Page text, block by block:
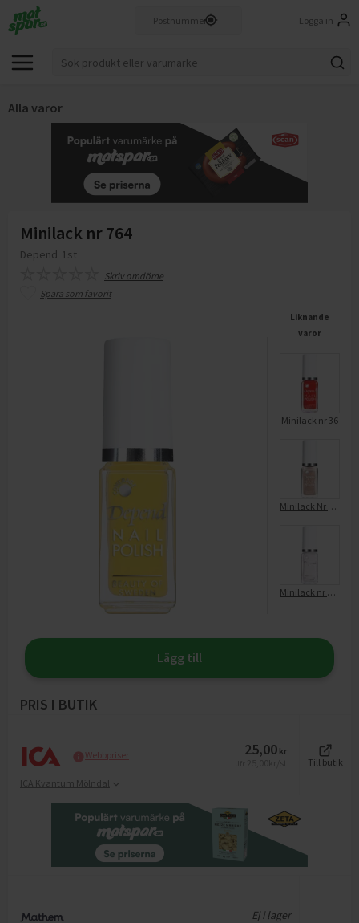
Logga in
Alla varor
Minilack nr 764
Depend 1st
Skriv omdöme
Spara som favorit
Liknande
varor
Minilack nr 36
Minilack Nr 827
Minilack nr 136
Lägg till
PRIS I BUTIK
Webbpriser 25,00 kr
Till butik
ICA Kvantum Mölndal
Ej i lager